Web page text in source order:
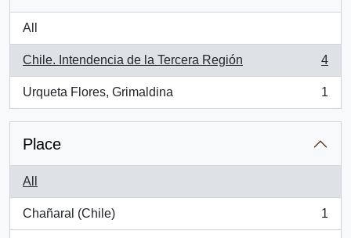
All
Chile. Intendencia de la Tercera Región
, 4 results
4
Urqueta Flores, Grimaldina
, 1 results
1
Place
All
Chañaral (Chile)
, 1 results
1